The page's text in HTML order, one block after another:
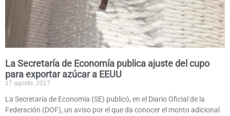
La Secretaría de Economía publica ajuste del cupo
para exportar azúcar a EEUU
17 agosto, 2017
La Secretaría de Economía (SE) publicó, en el Diario Oficial de la
Federación (DOF), un aviso por el que da conocer el monto adicional